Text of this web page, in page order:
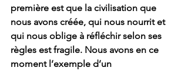
première est que la civilisation que
nous avons créée, qui nous nourrit et
qui nous oblige à réfléchir selon ses
règles est fragile. Nous avons en ce
moment l’exemple d’un